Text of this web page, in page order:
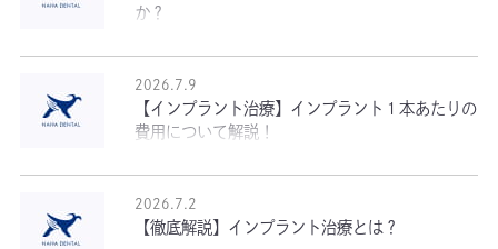
か？
2026.7.9
【インプラント治療】インプラント１本あたりの
費用について解説！
2026.7.2
【徹底解説】インプラント治療とは？